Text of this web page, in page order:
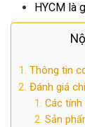
HYCM là
Thông tin
Đánh giá
Các tính
Sản